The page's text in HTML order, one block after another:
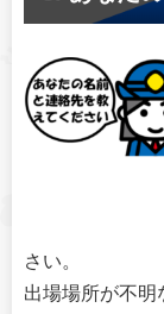
さい。
出場場所が不明